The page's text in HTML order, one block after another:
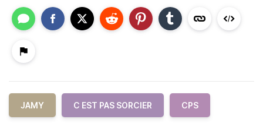
JAMY C EST PAS SORCIER CPS